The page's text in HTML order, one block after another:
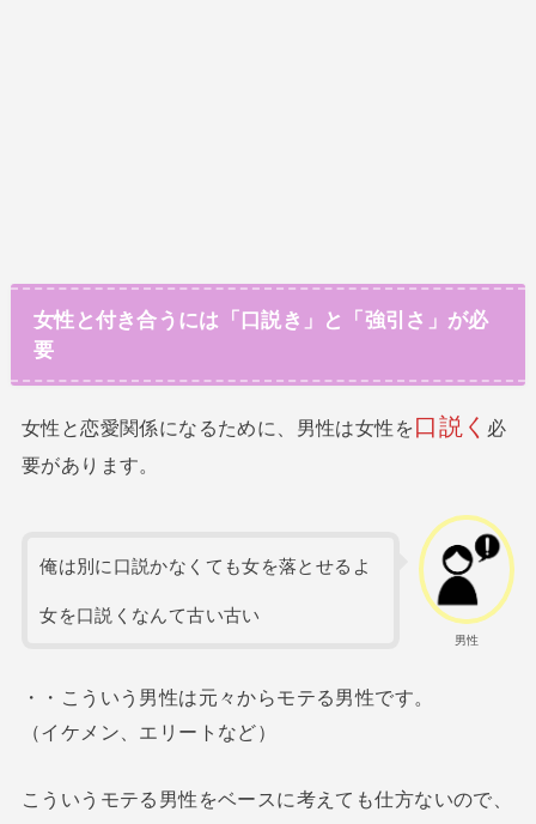
女性と付き合うには「口説き」と「強引さ」が必
要
女性と恋愛関係になるために、男性は女性を口説く 必
要があります。
男性
俺は別に口説かなくても女を落とせるよ
女を口説くなんて古い古い
・・こういう男性は元々からモテる男性です。
（イケメン、エリートなど）
こういうモテる男性をベースに考えても仕方ないので、